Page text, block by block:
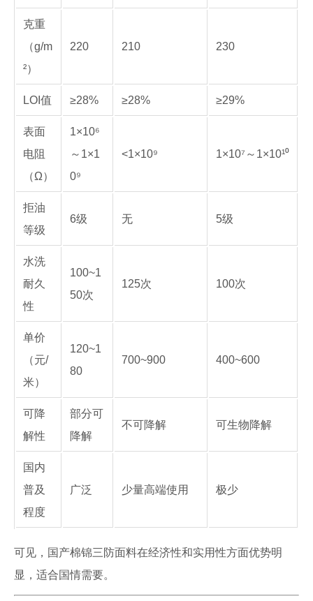
克重
（g/m
²）
220 210 230
LOI值 ≥28% ≥28% ≥29%
表面
电阻
（Ω）
1×10⁶
～1×1
0⁹
<1×10⁹ 1×10⁷～1×10¹⁰
拒油
等级
6级 无 5级
水洗
耐久
性
100~1
50次
125次 100次
单价
（元/
米）
120~1
80
700~900 400~600
可降
解性
部分可
降解
不可降解 可生物降解
国内
普及
程度
广泛 少量高端使用 极少
可见，国产棉锦三防面料在经济性和实用性方面优势明
显，适合国情需要。